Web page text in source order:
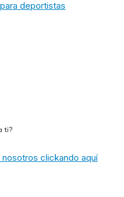
deportistas
ti?
clickando aquí